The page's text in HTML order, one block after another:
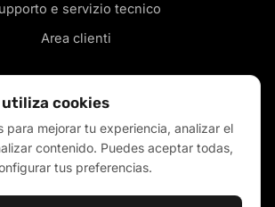
e servizio tecnico
Area clienti
LED nella tua città
utiliza cookies
para mejorar tu experiencia, analizar el
contenido. Puedes aceptar todas,
tus preferencias.